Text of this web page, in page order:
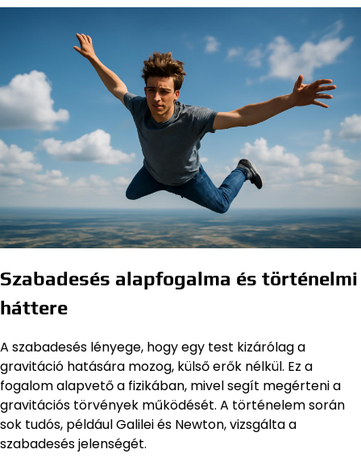
Szabadesés alapfogalma és történelmi
háttere
A szabadesés lényege, hogy egy test kizárólag a
gravitáció hatására mozog, külső erők nélkül. Ez a
fogalom alapvető a fizikában, mivel segít megérteni a
gravitációs törvények működését. A történelem során
sok tudós, például Galilei és Newton, vizsgálta a
szabadesés jelenségét.